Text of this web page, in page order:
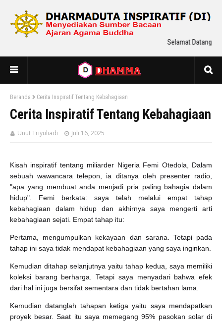
Selamat Datang Di
Beranda Cerita Inspiratif Tentang Kebahagiaan
Cerita Inspiratif Tentang Kebahagiaan
Unut Triyuliadi Juli 16, 2025
Kisah inspiratif tentang miliarder Nigeria Femi Otedola, Dalam
sebuah wawancara telepon, ia ditanya oleh presenter radio,
"apa yang membuat anda menjadi pria paling bahagia dalam
hidup". Femi berkata: saya telah melalui empat tahap
kebahagiaan dalam hidup dan akhirnya saya mengerti arti
kebahagiaan sejati. Empat tahap itu:
Pertama, mengumpulkan kekayaan dan sarana. Tetapi pada
tahap ini saya tidak mendapat kebahagiaan yang saya inginkan.
Kemudian ditahap selanjutnya yaitu tahap kedua, saya memiliki
koleksi barang berharga. Tetapi saya menyadari bahwa efek
dari hal ini juga bersifat sementara dan tidak bertahan lama.
Kemudian datanglah tahapan ketiga yaitu saya mendapatkan
proyek besar. Saat itu saya memegang 95% pasokan solar di